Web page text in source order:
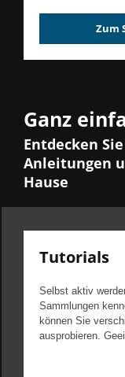
Zum
Ganz
Entdecken
Anleitungen
Hause
Tutorials
Selbst aktiv
Sammlungen
können Sie
ausprobieren.